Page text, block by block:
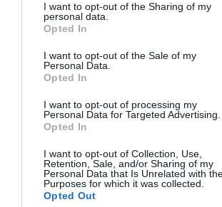
I want to opt-out of the Sharing of my
personal data.
Opted In
I want to opt-out of the Sale of my
Personal Data.
Opted In
I want to opt-out of processing my
Personal Data for Targeted Advertising.
Opted In
I want to opt-out of Collection, Use,
Retention, Sale, and/or Sharing of my
Personal Data that Is Unrelated with
Purposes for which it was collected.
Opted Out
recogidas en los planes locales de
instrumentos técnicos de gestión
creación y el mantenimiento de
mejora de pistas forestales
de los medios de extinción, la
rehabilitación de puntos de agua
como trabajos preventivos de
labores de gestión forestal sostenible.
"La prevención es la